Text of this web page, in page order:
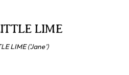
LIME
LIME ('Jane')